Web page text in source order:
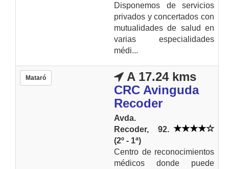
Disponemos de servicios
privados y concertados con
mutualidades de salud en
varias especialidades
médi...
Mataró
A 17.24 kms
CRC Avinguda
Recoder
Avda.
Recoder, 92.
(2º - 1ª)
Centro de reconocimientos
médicos donde puede